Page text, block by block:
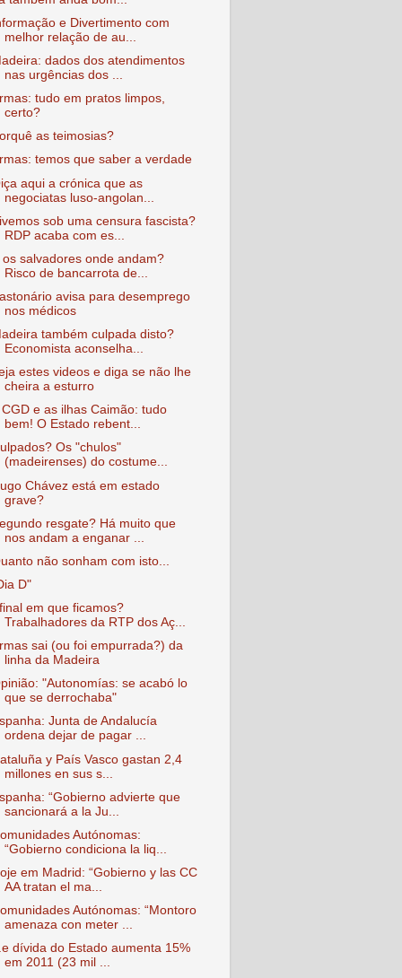
e Divertimento com
melhor relação de au...
dados dos atendimentos
nas urgências dos ...
tudo em pratos limpos,
certo?
as teimosias?
temos que saber a verdade
aqui a crónica que as
negociatas luso-angolan...
sob uma censura fascista?
RDP acaba com es...
os salvadores onde andam?
Risco de bancarrota de...
avisa para desemprego
nos médicos
também culpada disto?
Economista aconselha...
estes videos e diga se não lhe
cheira a esturro
CGD e as ilhas Caimão: tudo
bem! O Estado rebent...
Os "chulos"
(madeirenses) do costume...
Chávez está em estado
grave?
resgate? Há muito que
nos andam a enganar ...
não sonham com isto...
D"
em que ficamos?
Trabalhadores da RTP dos Aç...
sai (ou foi empurrada?) da
linha da Madeira
"Autonomías: se acabó lo
que se derrochaba"
Junta de Andalucía
ordena dejar de pagar ...
y País Vasco gastan 2,4
millones en sus s...
“Gobierno advierte que
sancionará a la Ju...
Autónomas:
“Gobierno condiciona la liq...
em Madrid: “Gobierno y las CC
AA tratan el ma...
Autónomas: “Montoro
amenaza con meter ...
dívida do Estado aumenta 15%
em 2011 (23 mil ...